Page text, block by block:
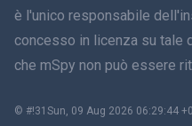
Ελληνικά
è l'unico responsabile
concesso in licenza su tale
che mSpy non può essere
© #!31Sun, 09 Aug 2026 06:29:44